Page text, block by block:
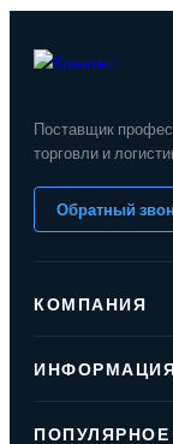
Поставщик
торговли и
Обратный
КОМПАНИЯ
Реквизиты
Контакты
Доставка и оплата
ПОПУЛЯРНОЕ